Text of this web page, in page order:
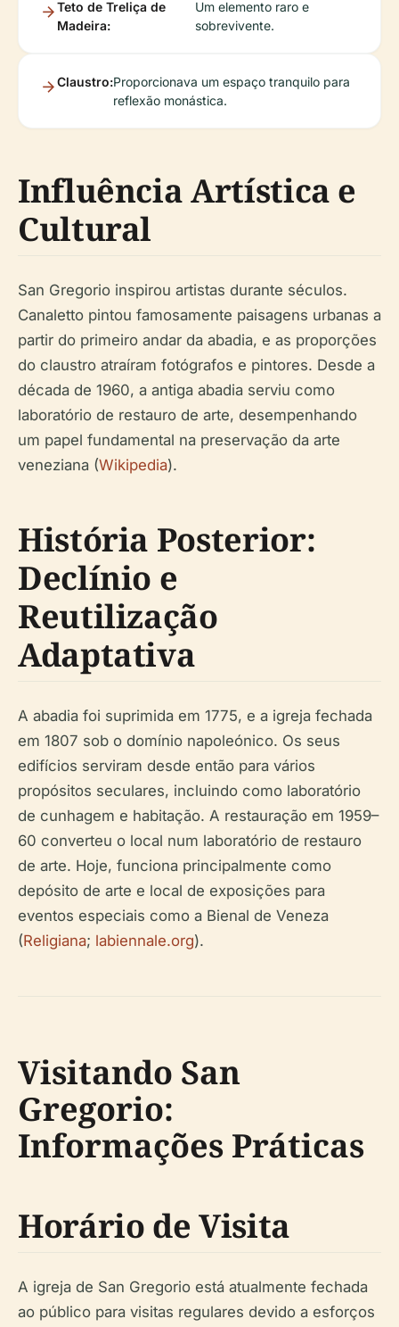
Teto de Treliça de
Madeira:
Um elemento raro e
sobrevivente.
Claustro:Proporcionava um espaço tranquilo para
reflexão monástica.
Influência Artística e
Cultural
San Gregorio inspirou artistas durante séculos.
Canaletto pintou famosamente paisagens urbanas a
partir do primeiro andar da abadia, e as proporções
do claustro atraíram fotógrafos e pintores. Desde a
década de 1960, a antiga abadia serviu como
laboratório de restauro de arte, desempenhando
um papel fundamental na preservação da arte
veneziana (Wikipedia).
História Posterior:
Declínio e
Reutilização
Adaptativa
A abadia foi suprimida em 1775, e a igreja fechada
em 1807 sob o domínio napoleónico. Os seus
edifícios serviram desde então para vários
propósitos seculares, incluindo como laboratório
de cunhagem e habitação. A restauração em 1959–
60 converteu o local num laboratório de restauro
de arte. Hoje, funciona principalmente como
depósito de arte e local de exposições para
eventos especiais como a Bienal de Veneza
(Religiana; labiennale.org).
Visitando San
Gregorio:
Informações Práticas
Horário de Visita
A igreja de San Gregorio está atualmente fechada
ao público para visitas regulares devido a esforços